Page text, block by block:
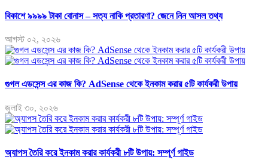
বিকাশে ৯৯৯৯ টাকা বোনাস – সত্য নাকি প্রতারণা? জেনে নিন আসল তথ্য
আগস্ট ০২, ২০২৬
গুগল এডসেন্স এর কাজ কি? AdSense থেকে ইনকাম করার ৫টি কার্যকরী উপায়
জুলাই ৩০, ২০২৬
অ্যাপস তৈরি করে ইনকাম করার কার্যকরী ৮টি উপায়: সম্পূর্ণ গাইড